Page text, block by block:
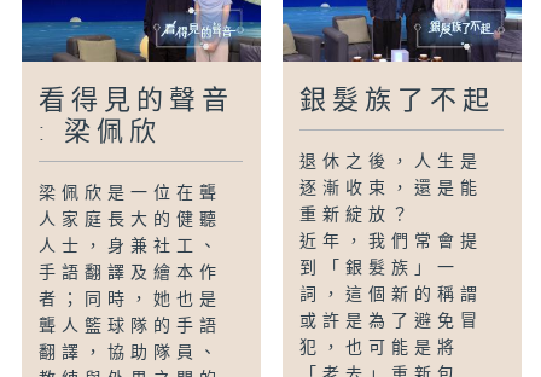
看得見的聲音
: 梁佩欣
梁佩欣是一位在聾
人家庭長大的健聽
人士，身兼社工、
手語翻譯及繪本作
者；同時，她也是
聾人籃球隊的手語
翻譯，協助隊員、
銀髮族了不起
退休之後，人生是
逐漸收束，還是能
重新綻放？
近年，我們常會提
到「銀髮族」一
詞，這個新的稱謂
或許是為了避免冒
犯，也可能是將